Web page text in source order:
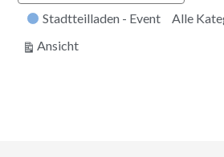
Stadtteilladen - Event
Alle
Ansichtausdrucken